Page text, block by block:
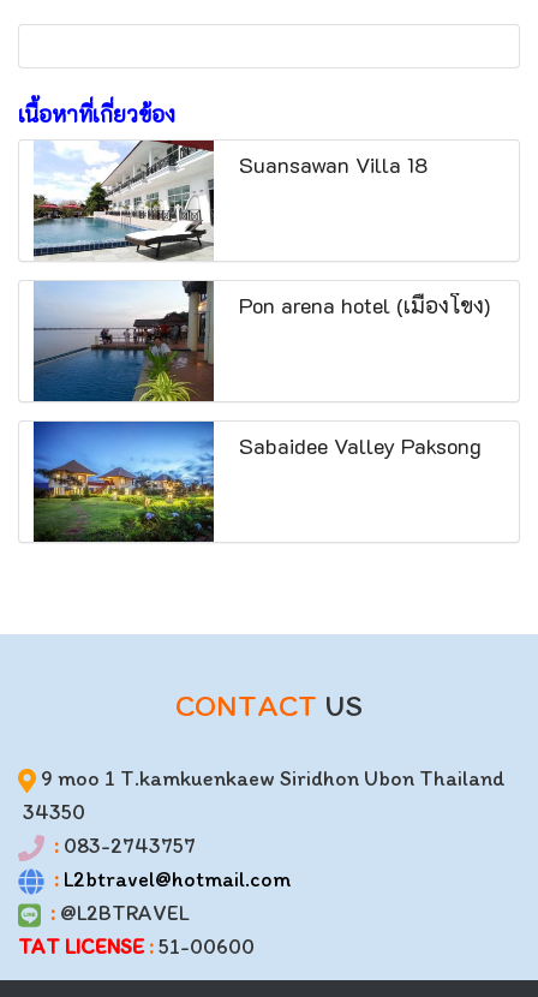
เนื้อหาที่เกี่ยวข้อง
Suansawan Villa 18
Pon arena hotel (เมืองโขง)
Sabaidee Valley Paksong
CONTACT US
9 moo 1 T.kamkuenkaew Siridhon Ubon Thailand
34350
: 083-2743757
: L2btravel@hotmail.com
: @L2BTRAVEL
TAT LICENSE:51-00600